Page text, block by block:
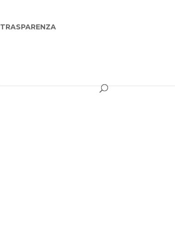
TRASPARENZA